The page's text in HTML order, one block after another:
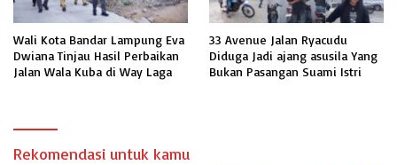
Wali Kota Bandar Lampung Eva
Dwiana Tinjau Hasil Perbaikan
Jalan Wala Kuba di Way Laga
33 Avenue Jalan Ryacudu
Diduga Jadi ajang asusila Yang
Bukan Pasangan Suami Istri
Rekomendasi untuk kamu